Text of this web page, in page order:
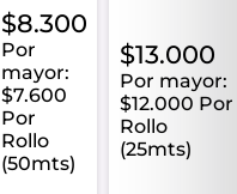
$8.300
Por
mayor:
$7.600
Por
Rollo
(50mts)
$13.000
Por mayor:
$12.000 Por
Rollo
(25mts)